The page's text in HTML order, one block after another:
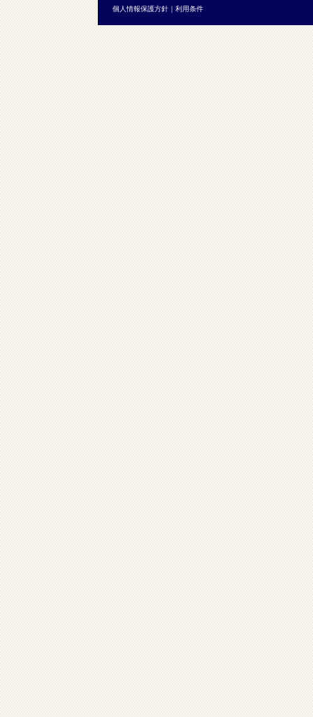
個人情報保護方針 ｜ 利用条件